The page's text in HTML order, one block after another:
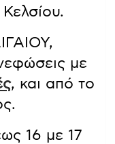
με
, και από το
16 με 17